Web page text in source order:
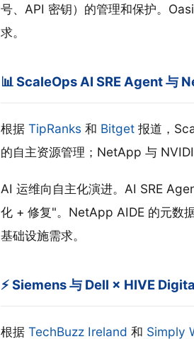
号、API 密钥）的管理和保护。
求。
📊 ScaleOps AI SRE Agent 与
根据 TipRanks 和 Bitget 报道，
的自主资源管理；NetApp 与
AI 运维向自主化演进。AI SRE
化 + 修复"。NetApp AIDE 的元数
基础设施需求。
⚡ Siemens 与 Dell × HIVE
根据 TechBuzz Ireland 和 Simply